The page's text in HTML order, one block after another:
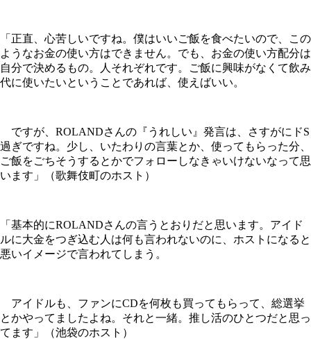
「正直、心苦しいですね。僕はいいご飯を食べたいので、この
ようなお金の使い方はできません。でも、お金の使い方配分は
自分で決めるもの。人それぞれです。ご飯に興味がなくて飲み
代に使いたいということであれば、使えばいい。
ですが、ROLANDさんの『うれしい』発言は、さすがにドS
過ぎですね。少し、いたわりの言葉とか、使ってもらった分、
ご飯をごちそうするとかでフォローしなきゃいけないなって思
います」（歌舞伎町のホスト）
「基本的にROLANDさんの言うとおりだと思います。アイド
ルに大金をつぎ込む人は何も言われないのに、ホストになると
悪いイメージで言われてしまう。
アイドルも、ファンにCDを何枚も買ってもらって、総選挙
とかやってましたよね。それと一緒。推し活のひとつだと思っ
てます」（池袋のホスト）